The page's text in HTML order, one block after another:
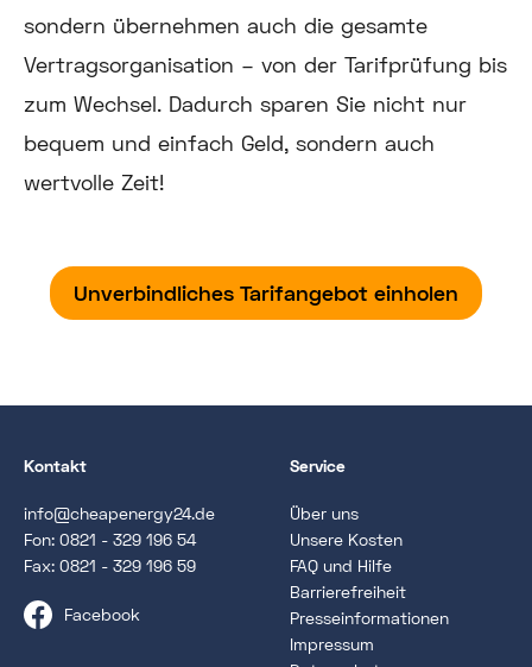
sondern übernehmen auch die gesamte
Vertragsorganisation – von der Tarifprüfung bis
zum Wechsel. Dadurch sparen Sie nicht nur
bequem und einfach Geld, sondern auch
wertvolle Zeit!
Unverbindliches Tarifangebot einholen
Kontakt
info@cheapenergy24.de
Fon: 0821 - 329 196 54
Fax: 0821 - 329 196 59
Facebook
Service
Über uns
Unsere Kosten
FAQ und Hilfe
Barrierefreiheit
Presseinformationen
Impressum